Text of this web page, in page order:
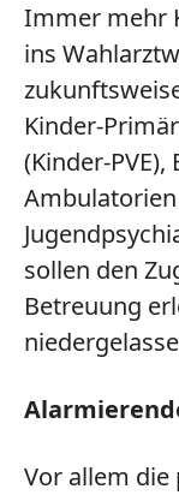
Immer mehr
ins
Kinder-
(Kinder-
sollen den
Betreuung
Vor allem die